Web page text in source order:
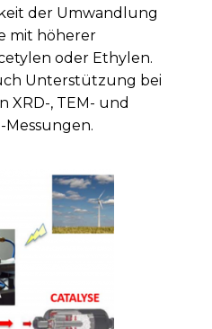
der Umwandlung
mit höherer
oder Ethylen.
Unterstützung bei
, TEM- und
Messungen.